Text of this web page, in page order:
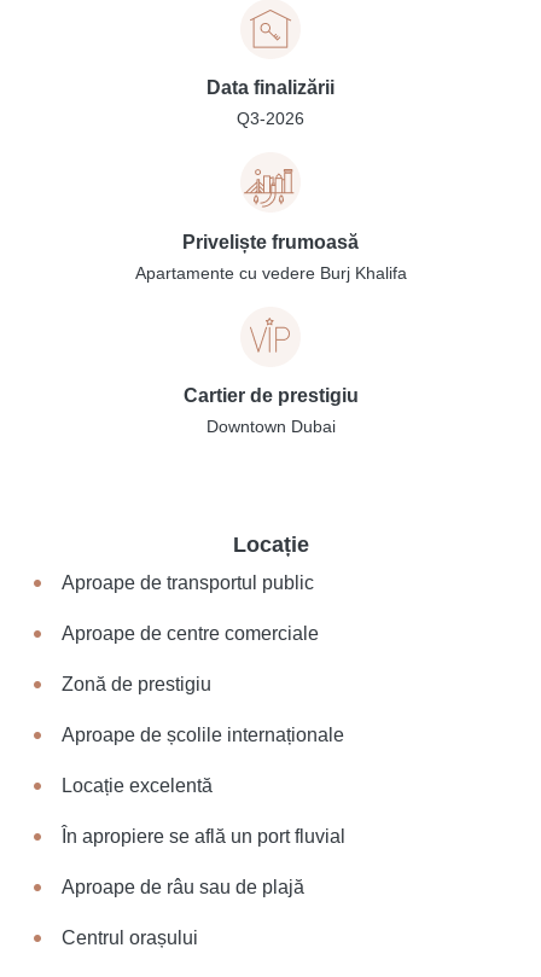
Data finalizării
Q3-2026
Priveliște frumoasă
Apartamente cu vedere Burj Khalifa
Cartier de prestigiu
Downtown Dubai
Locație
Aproape de transportul public
Aproape de centre comerciale
Zonă de prestigiu
Aproape de școlile internaționale
Locație excelentă
În apropiere se află un port fluvial
Aproape de râu sau de plajă
Centrul orașului